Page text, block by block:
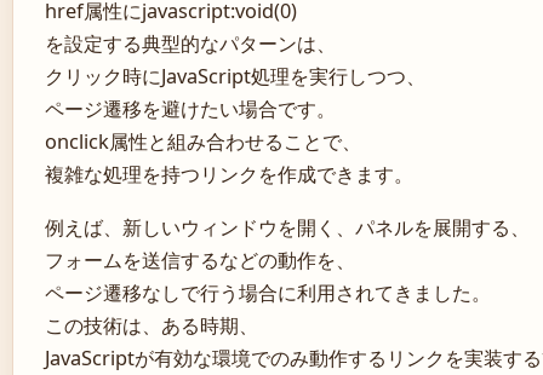
href属性にjavascript:void(0)
を設定する典型的なパターンは、
クリック時にJavaScript処理を実行しつつ、
ページ遷移を避けたい場合です。
onclick属性と組み合わせることで、
複雑な処理を持つリンクを作成できます。
例えば、新しいウィンドウを開く、パネルを展開する、
フォームを送信するなどの動作を、
ページ遷移なしで行う場合に利用されてきました。
この技術は、ある時期、
JavaScriptが有効な環境でのみ動作するリンクを実装す